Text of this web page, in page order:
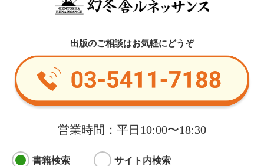
出版のご相談はお気軽にどうぞ
営業時間：平日10:00〜18:30
書籍検索 サイト内検索